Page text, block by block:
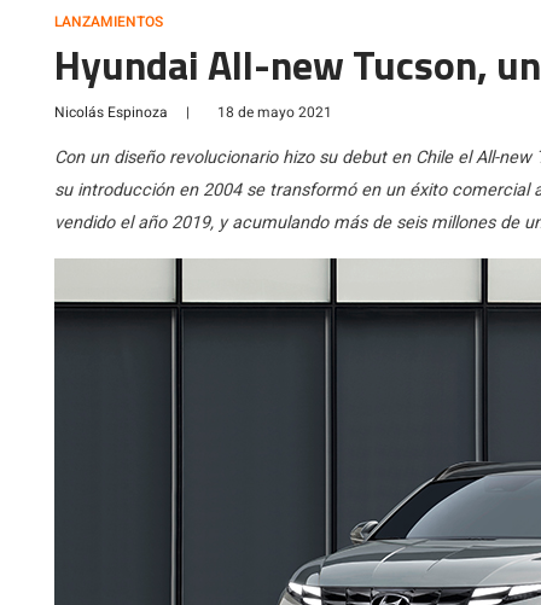
LANZAMIENTOS
Hyundai All-new Tucson,
Nicolás Espinoza | 18 de mayo 2021
Con un diseño revolucionario hizo su debut en Chile el All-
su introducción en 2004 se transformó en un éxito comercial
vendido el año 2019, y acumulando más de seis millones de